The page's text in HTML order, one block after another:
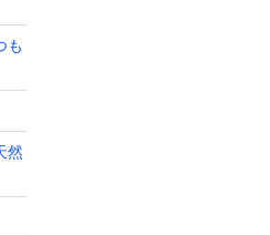
も
然